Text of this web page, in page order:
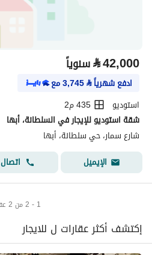
⃁42,000 سنوياً
ادفع شهرياً⃁
3,745مع
استوديو
435 م2
شقة استوديو للإيجار في السلطانة، أبها
شارع سمار، حي سلطانة، أبها
الإيميل
اتصال
1 - 2 من 2 عقار
إكتشف أكثر عقارات ل للايجار